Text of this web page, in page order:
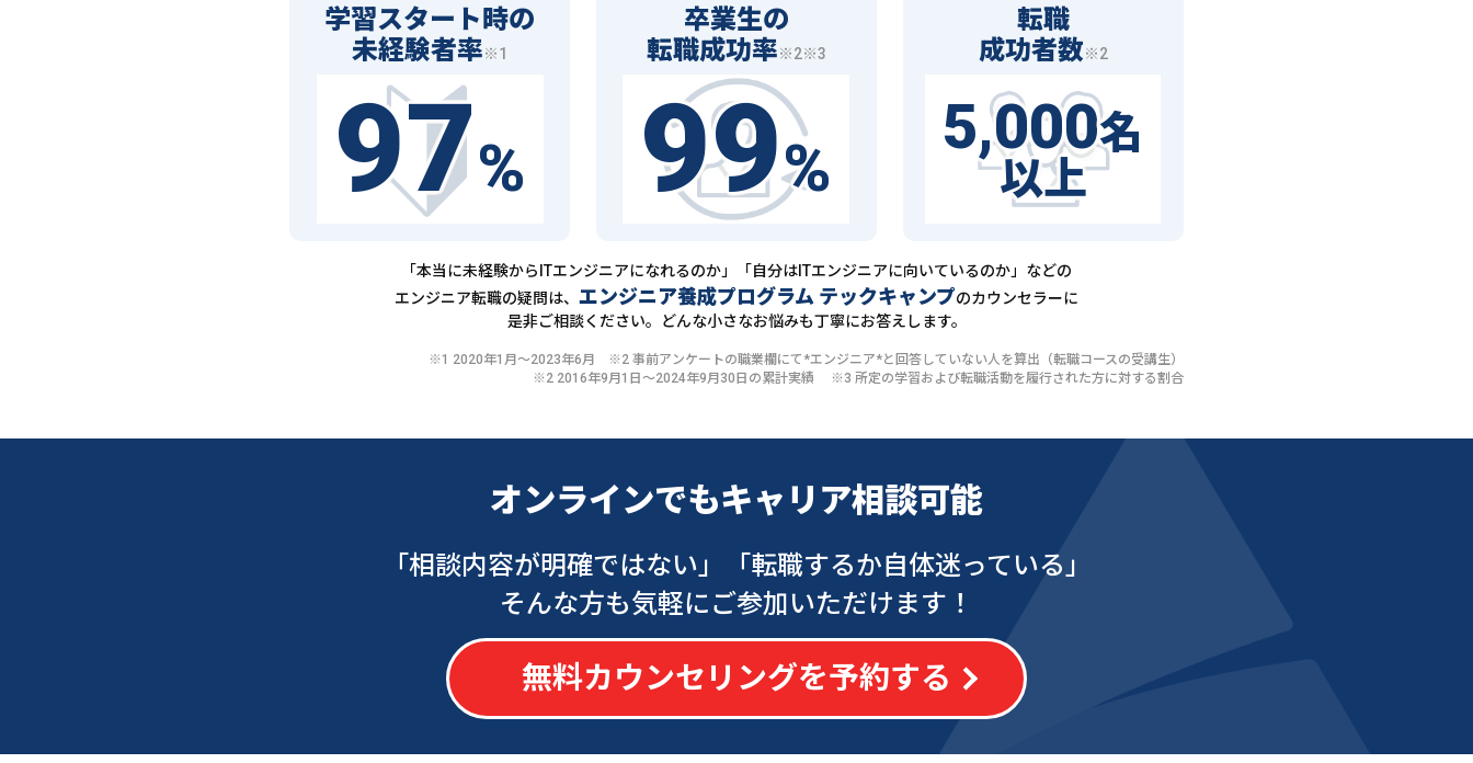
学習スタート時の
未経験者率※1
97%
卒業生の
転職成功率※2※3
99%
転職
成功者数※2
5,000名
以上
「本当に未経験からITエンジニアになれるのか」「自分はITエンジニアに向いているのか」などの
エンジニア転職の疑問は、 エンジニア養成プログラム テックキャンプのカウンセラーに
是非ご相談ください。どんな小さなお悩みも丁寧にお答えします。
※1 2020年1月〜2023年6月 ※2 事前アンケートの職業欄にて*エンジニア*と回答していない人を算出（転職コースの受講生）
※2 2016年9月1日〜2024年9月30日の累計実績 ※3 所定の学習および転職活動を履行された方に対する割合
オンラインでもキャリア相談可能
「相談内容が明確ではない」
「転職するか自体迷っている」
そんな方も気軽にご参加いただけます！
無料カウンセリングを予約する